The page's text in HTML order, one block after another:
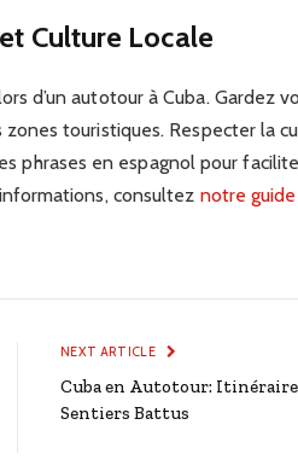
Culture Locale
d’un autotour à Cuba. Gardez
touristiques. Respecter la
phrases en espagnol pour
consultez notre
NEXT ARTICLE
Cuba en Autotour:
Sentiers Battus